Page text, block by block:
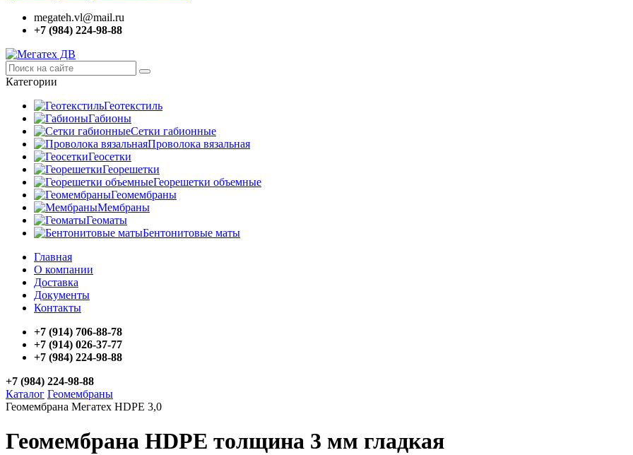
megateh.vl@mail.ru
+7 (984) 224-98-88
Категории
Геотекстиль
Габионы
Сетки габионные
Проволока вязальная
Геосетки
Георешетки
Георешетки объемные
Геомембраны
Мембраны
Геоматы
Бентонитовые маты
Главная
О компании
Доставка
Документы
Контакты
+7 (914) 706-88-78
+7 (914) 026-37-77
+7 (984) 224-98-88
+7 (984) 224-98-88
Каталог Геомембраны
Геомембрана Мегатех HDPE 3,0
Геомембрана HDPE толщина 3 мм гладкая